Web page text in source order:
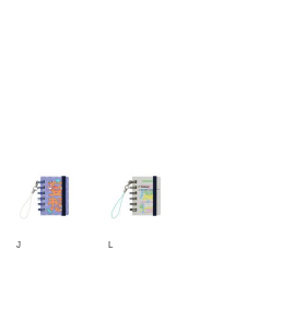
J L